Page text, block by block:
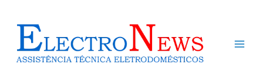
conteúdo